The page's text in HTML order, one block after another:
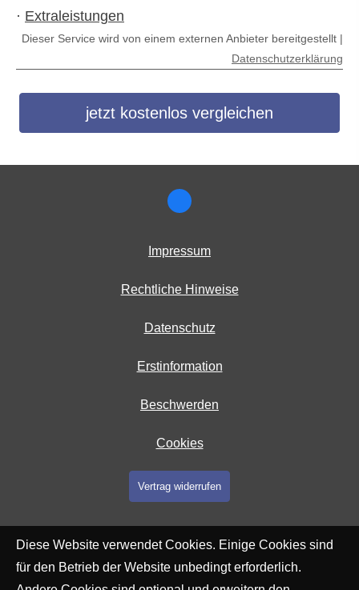
· Extraleistungen
Dieser Service wird von einem externen Anbieter bereitgestellt |
Datenschutzerklärung
jetzt kostenlos vergleichen
Impressum
Rechtliche Hinweise
Datenschutz
Erstinformation
Beschwerden
Cookies
Vertrag widerrufen
Diese Website verwendet Cookies. Einige Cookies sind
für den Betrieb der Website unbedingt erforderlich.